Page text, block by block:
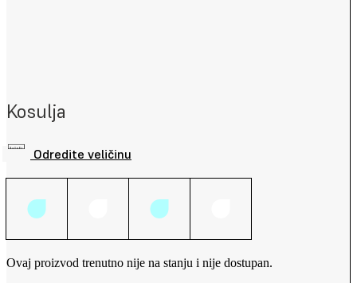
Kosulja
Odredite veličinu
Ovaj proizvod trenutno nije na stanju i nije dostupan.